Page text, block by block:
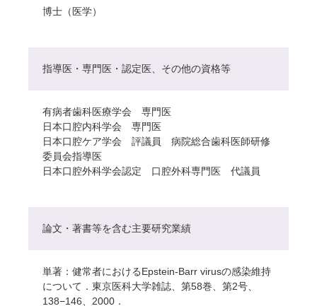
博士（医学）
指導医・専門医・認定医、その他の資格等
有病者歯科医療学会 専門医
日本口腔内科学会 専門医
日本口腔ケア学会 評議員 病院総合歯科医師研修
委員会指導医
日本口腔外科学会認定 口腔外科専門医 代議員
論文・著書等を含む主要研究業績
単著：健常者におけるEpstein-Barr virusの感染維持
について．東京医科大学雑誌、第58巻、第2号、
138−146、2000．